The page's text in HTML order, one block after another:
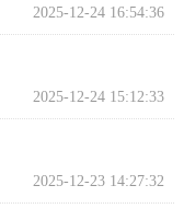
2025-12-24 16:54:36
2025-12-24 15:12:33
2025-12-23 14:27:32